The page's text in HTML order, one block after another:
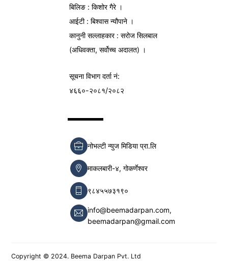
बिलिङ : किशोर गैरे ।
आईटी : बिश्वास न्यौपाने ।
कानुनी सल्लाहकार : सरोज सिलबाल
(अधिवक्ता, सर्वोच्च अदालत) ।
सूचना विभागदर्ता नं:
४६६०-२०८१/२०८२
नोभल्टी न्युज मिडिया प्रा.लि
माकलबारी-४, गोकर्णेश्वर
९८४५५७३१९०
info@beemadarpan.com,
beemadarpan@gmail.com
Copyright © 2024. Beema Darpan Pvt. Ltd